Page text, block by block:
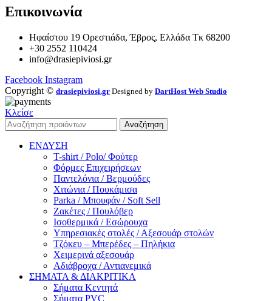
Επικοινωνία
Ηφαίστου 19 Ορεστιάδα, Έβρος, Ελλάδα Τκ 68200
+30 2552 110424
info@drasiepiviosi.gr
Facebook Instagram
Copyright © drasiepiviosi.gr Designed by DartHost Web Studio
Κλείσε
Αναζήτηση
ΕΝΔΥΣΗ
T-shirt / Polo/ Φούτερ
Φόρμες Επιχειρήσεων
Παντελόνια / Βερμούδες
Χιτώνια / Πουκάμισα
Parka / Μπουφάν / Soft Sell
Ζακέτες / Πουλόβερ
Ισοθερμικά / Εσώρουχα
Υπηρεσιακές στολές / Αξεσουάρ στολών
Τζόκευ – Μπερέδες – Πηλήκια
Χειμερινά αξεσουάρ
Αδιάβροχα / Αντιανεμικά
ΣΗΜΑΤΑ & ΔΙΑΚΡΙΤΙΚΑ
Σήματα Κεντητά
Σήματα PVC